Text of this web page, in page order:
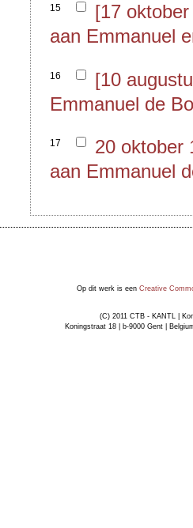
15
[17
aan Emmanuel
16
[10
Emmanuel de
17
20 oktober
aan Emmanuel
Op dit werk is een Creative
(C) 2011 CTB - KANTL |
Koningstraat 18 | b-9000 Gent |